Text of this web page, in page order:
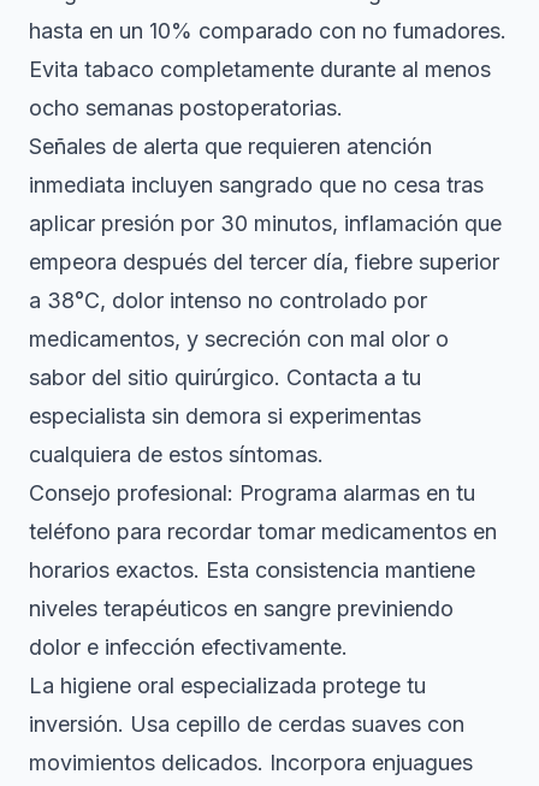
hasta en un 10% comparado con no fumadores.
Evita tabaco completamente durante al menos
ocho semanas postoperatorias.
Señales de alerta que requieren atención
inmediata incluyen sangrado que no cesa tras
aplicar presión por 30 minutos, inflamación que
empeora después del tercer día, fiebre superior
a 38°C, dolor intenso no controlado por
medicamentos, y secreción con mal olor o
sabor del sitio quirúrgico. Contacta a tu
especialista sin demora si experimentas
cualquiera de estos síntomas.
Consejo profesional: Programa alarmas en tu
teléfono para recordar tomar medicamentos en
horarios exactos. Esta consistencia mantiene
niveles terapéuticos en sangre previniendo
dolor e infección efectivamente.
La higiene oral especializada protege tu
inversión. Usa cepillo de cerdas suaves con
movimientos delicados. Incorpora enjuagues